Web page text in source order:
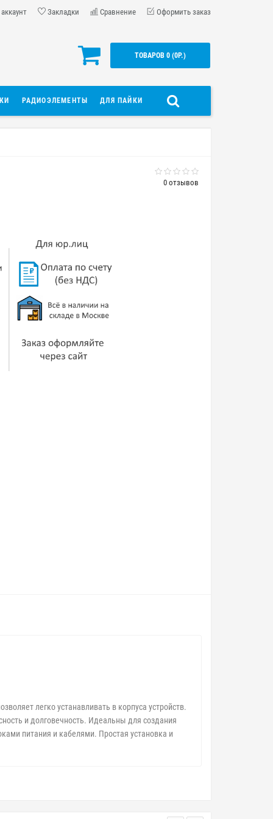
Закладки Сравнение Оформить заказ
ТОВАРОВ 0 (0Р.)
РАДИОЭЛЕМЕНТЫ ДЛЯ ПАЙКИ
0 отзывов
легко устанавливать в корпуса устройств.
и долговечность. Идеальны для создания
питания и кабелями. Простая установка и